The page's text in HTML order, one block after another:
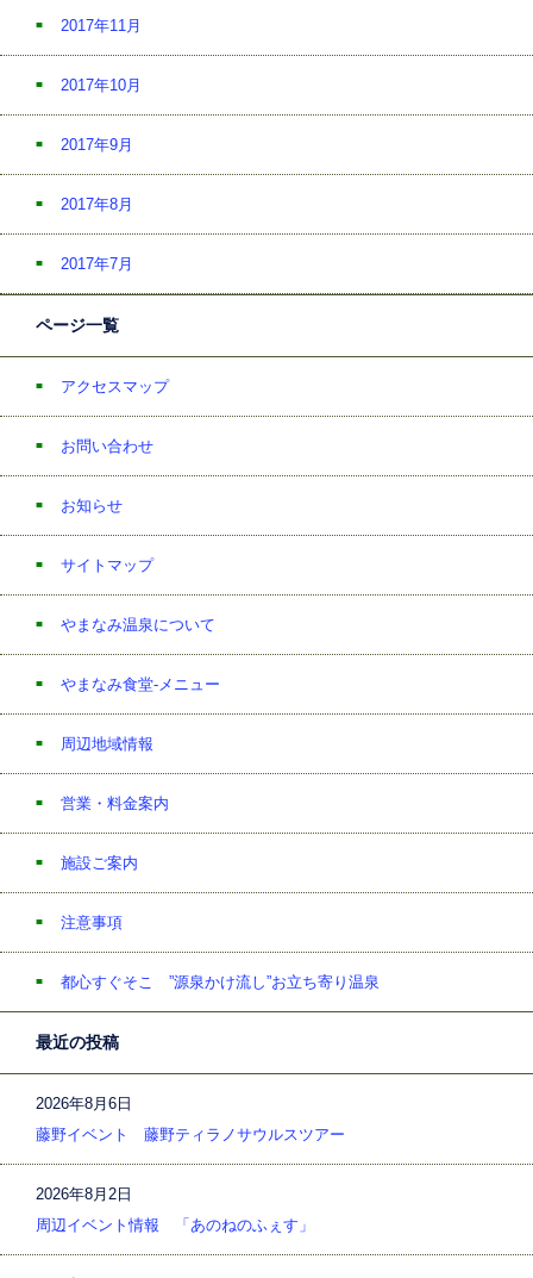
2017年11月
2017年10月
2017年9月
2017年8月
2017年7月
ページ一覧
アクセスマップ
お問い合わせ
お知らせ
サイトマップ
やまなみ温泉について
やまなみ食堂-メニュー
周辺地域情報
営業・料金案内
施設ご案内
注意事項
都心すぐそこ ”源泉かけ流し”お立ち寄り温泉
最近の投稿
2026年8月6日
藤野イベント 藤野ティラノサウルスツアー
2026年8月2日
周辺イベント情報 「あのねのふぇす」